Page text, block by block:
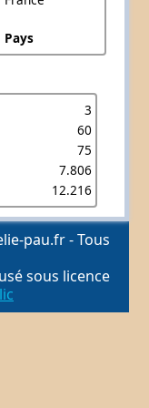
Pays
3
60
75
7.806
12.216
pau.fr - Tous
sous licence